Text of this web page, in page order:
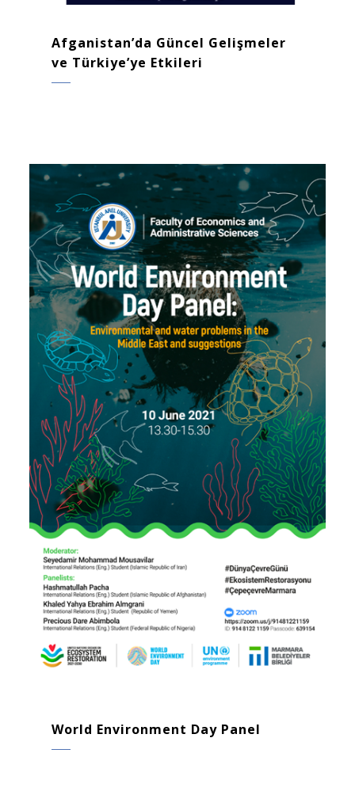
Afganistan’da Güncel Gelişmeler
ve Türkiye’ye Etkileri
World Environment Day Panel